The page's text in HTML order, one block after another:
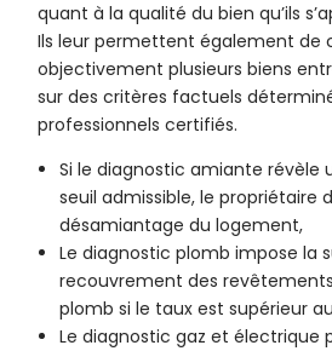
quant à la qualité du bien qu’ils
Ils leur permettent également de
objectivement plusieurs biens
sur des critères factuels
professionnels certifiés.
Si le diagnostic amiante révèle
seuil admissible, le propriétaire
désamiantage du logement,
Le diagnostic plomb impose la
recouvrement des
plomb si le taux est supérieur
Le diagnostic gaz et électrique